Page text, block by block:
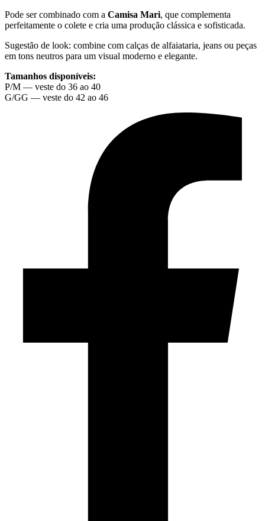
Pode ser combinado com a Camisa Mari, que complementa
perfeitamente o colete e cria uma produção clássica e sofisticada.
Sugestão de look: combine com calças de alfaiataria, jeans ou peças
em tons neutros para um visual moderno e elegante.
Tamanhos disponíveis:
P/M — veste do 36 ao 40
G/GG — veste do 42 ao 46